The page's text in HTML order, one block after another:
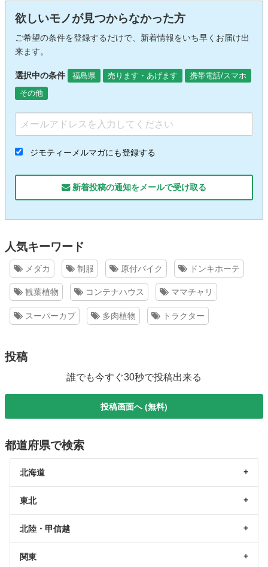
欲しいモノが見つからなかった方
ご希望の条件を登録するだけで、新着情報をいち早くお届け出
来ます。
選択中の条件 福島県 売ります・あげます
携帯電話/スマホ
その他
ジモティーメルマガにも登録する
新着投稿の通知をメールで受け取る
人気キーワード
メダカ 制服 原付バイク ドンキホーテ
観葉植物 コンテナハウス ママチャリ
スーパーカブ 多肉植物 トラクター
投稿
誰でも今すぐ30秒で投稿出来る
投稿画面へ (無料)
都道府県で検索
北海道
東北
北陸・甲信越
関東